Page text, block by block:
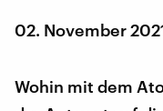
02. November
Wohin mit dem